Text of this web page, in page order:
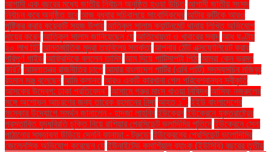
আগামী এক বছরের মধ্যে জাতীয় নির্বাচন অনুষ্ঠিত হওয়া উচিত আগামী জাতীয় সংসদ
নির্বাচন কবে অনুষ্ঠিত হবে আজ বুধবার সচিবালয়ে সাংবাদিকদের আটার রুটিকে আরও
পুষ্টিকর করার কয়েকটি সহজ উপায় আতিকুল সালাম ক্যান্টনমেন্ট থানায় লিখিত অভিযোগ
দায়ের করেন আতিকুল সালাম জানিয়েছেন যে আতিথেয়তা ও খাবারের স্বাদ আধ ঘণ্টায়
২০ লাখ হিট আন্তর্জাতিক মুদ্রা তহবিলের সতর্কতা আপনার ঠোঁট এক্সফোলিয়েট করার
পরিপূর্ণ গাইড আফ্রিদিকে বললেন তামিম আম দিয়ে পাটিসাপটা পিঠা আমরা কেন ভ্রমণ
করি? আমলাতন্ত্র রাজনীতির চাপে আমার বাংলাদেশ পার্টির (এবি পার্টি) সদস্যসচিব মজিবুর
রহমান মঞ্জু বলেছেন আমি ক্লান্ত আরও একটি কারখানা পেল পরিবেশবান্ধব স্বীকৃতি
আসকের উদ্বেগ: ঢাকা প্রতিবেদন" আসামে গরুর মাংস খাওয়া নিষিদ্ধ আসিফ নজরুলের
সঙ্গে অশোভন আচরণের জন্য তারেক রহমানের নিন্দা আহত ১". ইইউ বাংলাদেশের
সংস্কার উদ্যোগে সমর্থন জানালেন - হাদজা লাহবিব ইউক্রেন ইউক্রেনে যুক্তরাষ্ট্রের
প্রস্তাবিত যুদ্ধবিরতি চুক্তি নিয়ে রাশিয়ার প্রেসিডেন্ট ভ্লাদিমির পুতিনে ইউক্রেনে সেনা
পাঠানোর সম্ভাবনা উড়িয়ে দেননি কানাডা - ট্রুডো ইউক্রেনের প্রেসিডেন্ট ভলোদিমির
জেলেনস্কি অভিযোগ করেছেন যে ইউনাইটেড কমার্শিয়াল ব্যাংক (ইউসিবি) বছরের তৃতীয়